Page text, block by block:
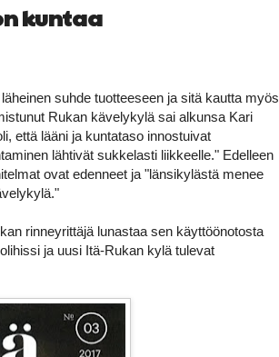
kuntaa
suhde tuotteeseen ja sitä kautta myös
Rukan kävelykylä sai alkunsa Kari
että lääni ja kuntataso innostuivat
lähtivät sukkelasti liikkeelle." Edelleen
ovat edenneet ja "länsikylästä menee
rinneyrittäjä lunastaa sen käyttöönotosta
ja uusi Itä-Rukan kylä tulevat